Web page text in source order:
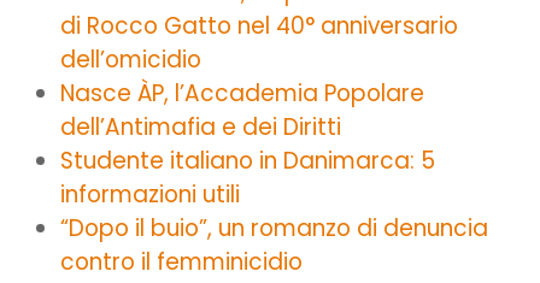
di Rocco Gatto nel 40° anniversario
dell’omicidio
Nasce ÀP, l’Accademia Popolare
dell’Antimafia e dei Diritti
Studente italiano in Danimarca: 5
informazioni utili
“Dopo il buio”, un romanzo di denuncia
contro il femminicidio